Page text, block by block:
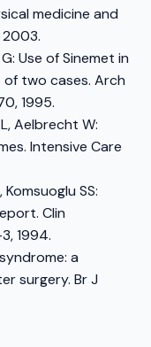
medicine and
Use of Sinemet in
two cases. Arch
1995.
Aelbrecht W:
Intensive Care
SS:
Clin
1994.
a
surgery. Br J